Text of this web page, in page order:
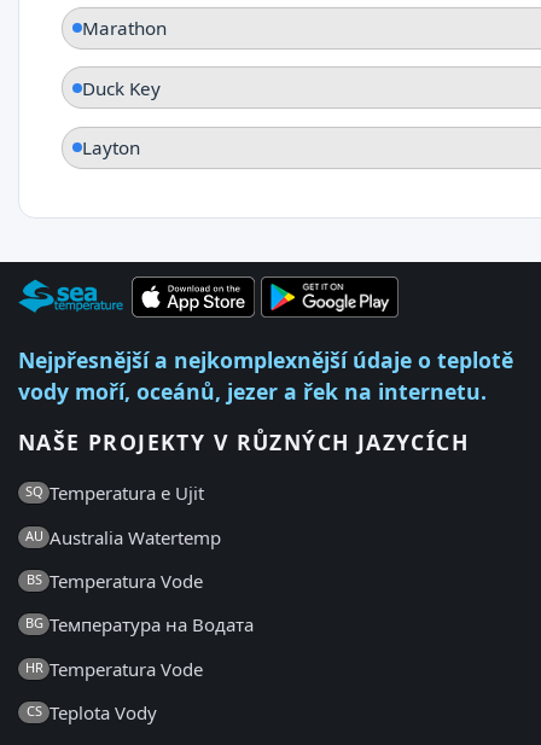
Marathon
Duck Key
Layton
Nejpřesnější a nejkomplexnější údaje o teplotě
vody moří, oceánů, jezer a řek na internetu.
NAŠE PROJEKTY V RŮZNÝCH JAZYCÍCH
SQ Temperatura e Ujit
AU Australia Watertemp
BS Temperatura Vode
BG Температура на Водата
HR Temperatura Vode
CS Teplota Vody